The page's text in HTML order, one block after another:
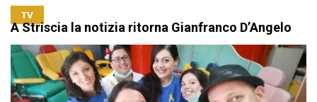
TV
A Striscia la notizia ritorna Gianfranco D’Angelo